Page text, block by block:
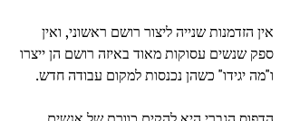
אין הזדמנות שנייה ליצור רושם ראשוני, ואין
ספק שנשים עסוקות מאוד באיזה רושם הן ייצרו
ו"מה יגידו" כשהן נכנסות למקום עבודה חדש.